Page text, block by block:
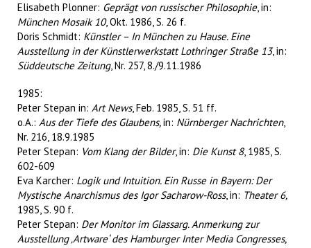
Elisabeth Plonner: Geprägt von russischer Philosophie, in:
München Mosaik 10, Okt. 1986, S. 26 f.
Doris Schmidt: Künstler – In München zu Hause. Eine
Ausstellung in der Künstlerwerkstatt Lothringer Straße 13, in:
Süddeutsche Zeitung, Nr. 257, 8./9.11.1986
1985:
Peter Stepan in: Art News, Feb. 1985, S. 51 ff.
o.A.: Aus der Tiefe des Glaubens,in: Nürnberger Nachrichten,
Nr. 216, 18.9.1985
Peter Stepan: Vom Klang der Bilder, in: Die Kunst 8, 1985, S.
602-609
Eva Karcher: Logik und Intuition. Ein Russe in Bayern: Der
Mystische Anarchismus des Igor Sacharow-Ross, in: Theater 6,
1985, S. 90 f.
Peter Stepan: Der Monitor im Glassarg. Anmerkung zur
Ausstellung ‚Artware‘ des Hamburger Inter Media Congresses,